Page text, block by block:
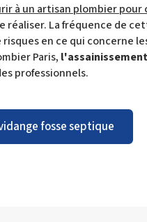
à un artisan plombier pour
réaliser. La fréquence de
en ce qui concerne
Paris,
professionnels.
fosse septique